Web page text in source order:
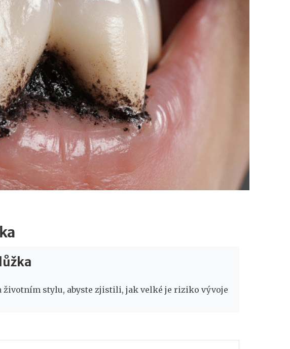
životním stylu, abyste zjistili, jak velké je riziko vývoje